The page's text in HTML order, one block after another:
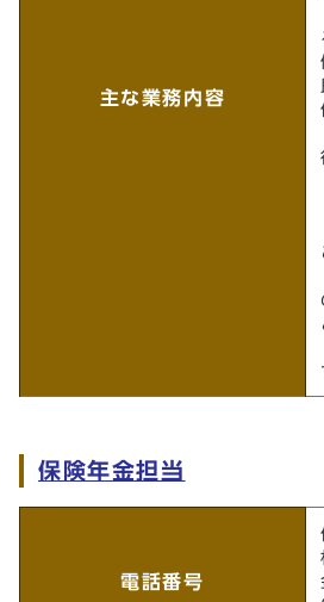
主な業務内容
保険年金担当
電話番号